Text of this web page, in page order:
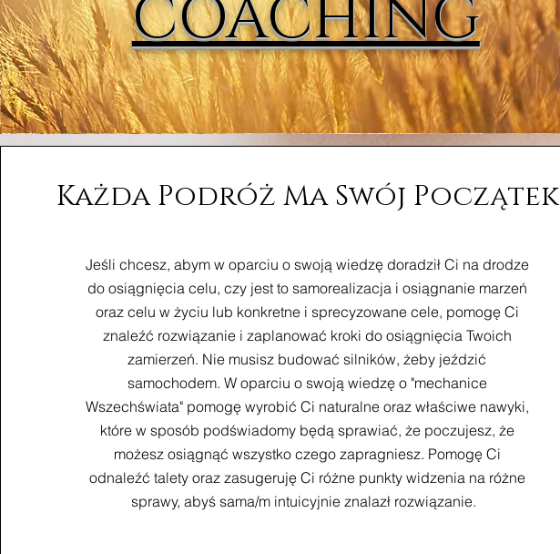
COACHING
Każda Podróż Ma Swój Początek
Jeśli chcesz, abym w oparciu o swoją wiedzę doradził Ci na drodze
do osiągnięcia celu, czy jest to samorealizacja i osiągnanie marzeń
oraz celu w życiu lub konkretne i sprecyzowane cele, pomogę Ci
znaleźć rozwiązanie i zaplanować kroki do osiągnięcia Twoich
zamierzeń. Nie musisz budować silników, żeby jeździć
samochodem. W oparciu o swoją wiedzę o "mechanice
Wszechświata" pomogę wyrobić Ci naturalne oraz właściwe nawyki,
które w sposób podświadomy będą sprawiać, że poczujesz, że
możesz osiągnąć wszystko czego zapragniesz. Pomogę Ci
odnaleźć talety oraz zasugeruję Ci różne punkty widzenia na różne
sprawy, abyś sama/m intuicyjnie znalazł rozwiązanie.